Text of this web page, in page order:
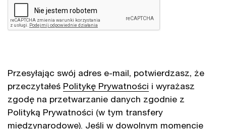
Przesyłając swój adres e-mail, potwierdzasz, że
przeczytałeś Politykę Prywatności i wyrażasz
zgodę na przetwarzanie danych zgodnie z
Polityką Prywatności (w tym transfery
międzynarodowe). Jeśli w dowolnym momencie